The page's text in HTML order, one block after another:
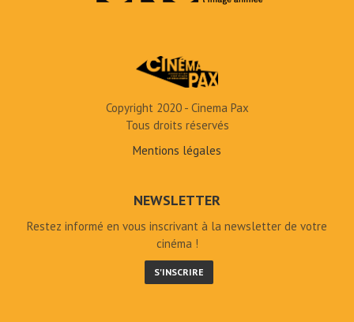
Copyright 2020 - Cinema Pax
Tous droits réservés
Mentions légales
NEWSLETTER
Restez informé en vous inscrivant à la newsletter de votre
cinéma !
S'INSCRIRE